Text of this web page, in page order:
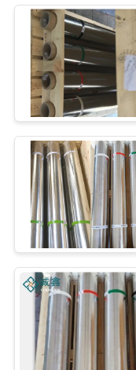
NIEUWS
GEVALLEN
SITEMAP
PRIVACY
POLICY